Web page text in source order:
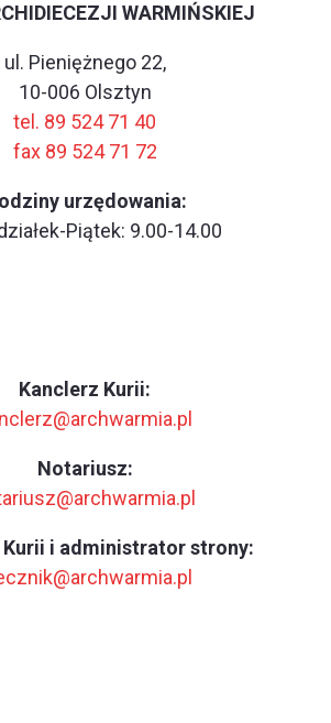
WARMIŃSKIEJ
ul. Pieniężnego 22,
10-006 Olsztyn
tel. 89 524 71 40
fax 89 524 71 72
urzędowania:
Piątek: 9.00-14.00
Kanclerz Kurii:
Notariusz:
Kurii i administrator strony: